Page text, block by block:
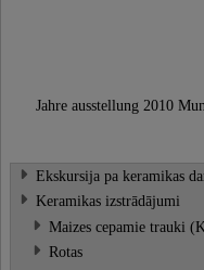
Jahre ausstellung 2010
Ekskursija pa keramikas
Keramikas izstrādājumi
Maizes cepamie trauki
Rotas